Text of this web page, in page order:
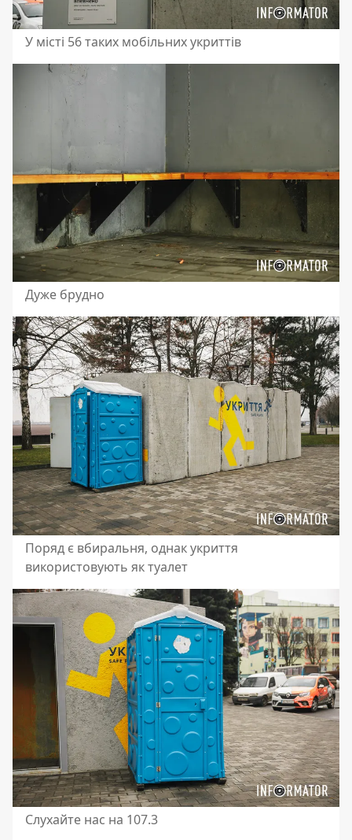
У місті 56 таких мобільних укриттів
Дуже брудно
Поряд є вбиральня, однак укриття
використовують як туалет
Слухайте нас на 107.3